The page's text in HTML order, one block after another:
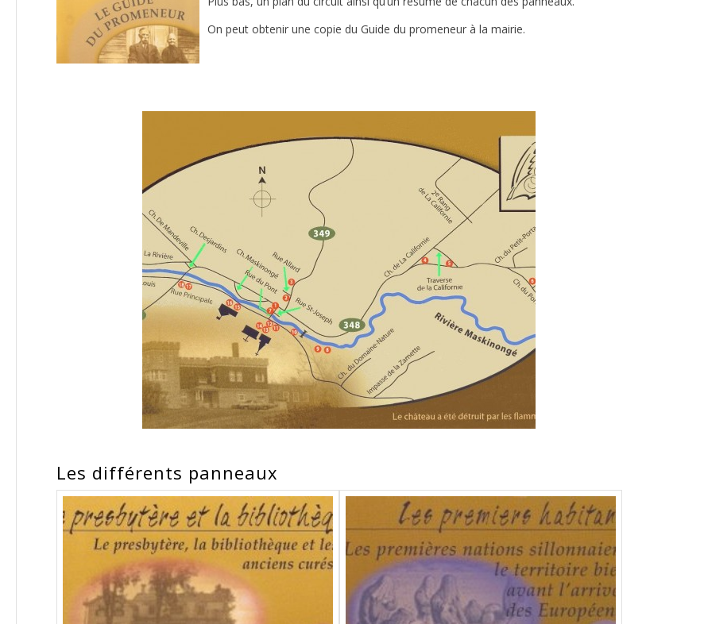
On peut obtenir une copie du Guide du promeneur à la mairie.
Les différents panneaux